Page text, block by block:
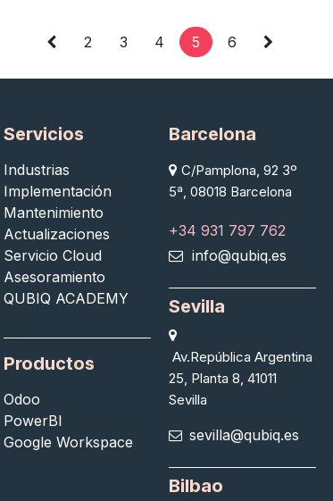
2 3 4 5 6
Servicios
Industrias
Implementación
Mantenimiento
Actualizaciones
Servicio Cloud
Asesoramiento
QUBIQ ACADEMY
Productos
Odoo
PowerBI
Google Workspace
Barcelona
C/Pamplona, 92 3º
5ª, 08018 Barcelona
+34 931 797 762
info@qubiq.es
Sevilla
Av.República Argentina
25, Planta 8, 41011
Sevilla
sevilla@qubiq.es
Bilbao